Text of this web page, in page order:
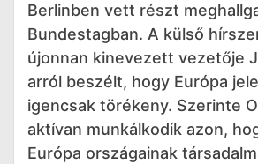
Berlinben vett részt
Bundestagban. A külső
újonnan kinevezett vezetője
arról beszélt, hogy Európa
igencsak törékeny. Szerinte
aktívan munkálkodik azon,
Európa országainak